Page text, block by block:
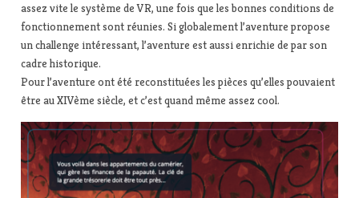
assez vite le système de VR, une fois que les bonnes conditions de
fonctionnement sont réunies. Si globalement l’aventure propose
un challenge intéressant, l’aventure est aussi enrichie de par son
cadre historique.
Pour l’aventure ont été reconstituées les pièces qu’elles pouvaient
être au XIVème siècle, et c’est quand même assez cool.